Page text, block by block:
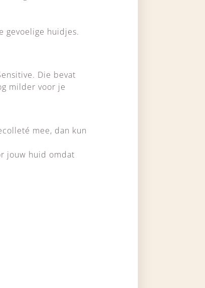
gevoelige huidjes.
Die bevat
milder voor je
mee, dan kun
jouw huid omdat